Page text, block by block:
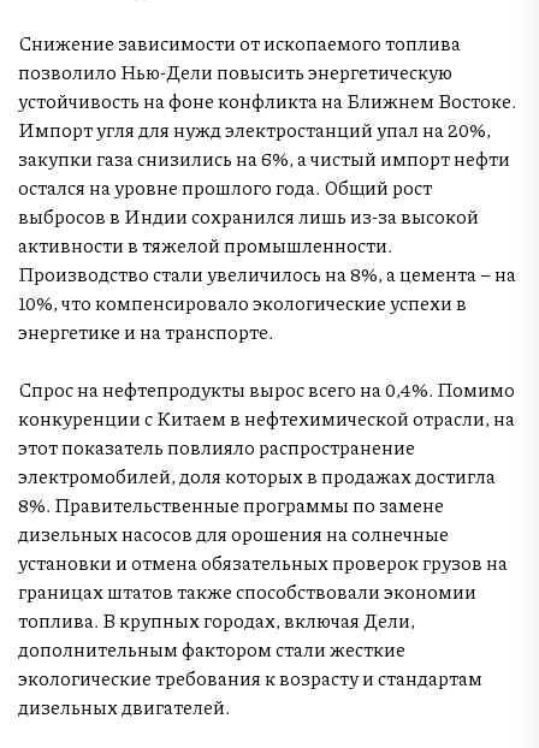
Снижение зависимости от ископаемого топлива
позволило Нью-Дели повысить энергетическую
устойчивость на фоне конфликта на Ближнем Востоке.
Импорт угля для нужд электростанций упал на 20%,
закупки газа снизились на 6%, а чистый импорт нефти
остался на уровне прошлого года. Общий рост
выбросов в Индии сохранился лишь из-за высокой
активности в тяжелой промышленности.
Производство стали увеличилось на 8%, а цемента – на
10%, что компенсировало экологические успехи в
энергетике и на транспорте.
Спрос на нефтепродукты вырос всего на 0,4%. Помимо
конкуренции с Китаем в нефтехимической отрасли, на
этот показатель повлияло распространение
электромобилей, доля которых в продажах достигла
8%. Правительственные программы по замене
дизельных насосов для орошения на солнечные
установки и отмена обязательных проверок грузов на
границах штатов также способствовали экономии
топлива. В крупных городах, включая Дели,
дополнительным фактором стали жесткие
экологические требования к возрасту и стандартам
дизельных двигателей.